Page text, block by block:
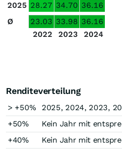
2025 28.27 34.70 36.16
Ø
23.03 33.98 36.16
2022
2023 2024
Renditeverteilung
> +50%
2025, 2024, 2023,
+50%
Kein Jahr mit
+40%
Kein Jahr mit